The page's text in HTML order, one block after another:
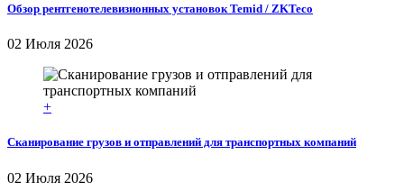
Обзор рентгенотелевизионных установок Temid / ZKTeco
02 Июля 2026
+
Сканирование грузов и отправлений для транспортных компаний
02 Июля 2026